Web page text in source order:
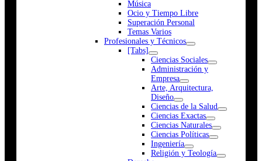
Música
Ocio y Tiempo Libre
Superación Personal
Temas Varios
Profesionales y Técnicos
[Tabs]
Ciencias Sociales
Administración y
Empresa
Arte, Arquitectura,
Diseño
Ciencias de la Salud
Ciencias Exactas
Ciencias Naturales
Ciencias Políticas
Ingeniería
Religión y Teología